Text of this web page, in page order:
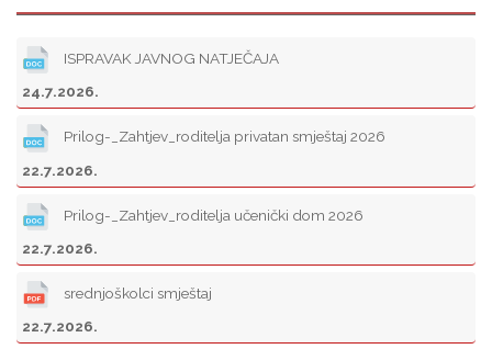
ISPRAVAK JAVNOG NATJEČAJA
24.7.2026.
Prilog-_Zahtjev_roditelja privatan smještaj 2026
22.7.2026.
Prilog-_Zahtjev_roditelja učenički dom 2026
22.7.2026.
srednjoškolci smještaj
22.7.2026.